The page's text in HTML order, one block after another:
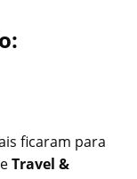
ficaram para
Travel &